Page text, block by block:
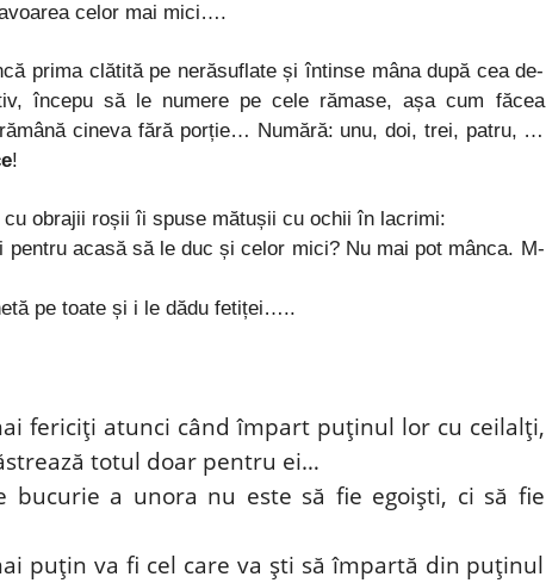
celor mai mici….
prima clătită pe nerăsuflate și întinse mâna după cea de-
începu să le numere pe cele rămase, așa cum făcea
cineva fără porție… Numără: unu, doi, trei, patru, …
!
obrajii roșii îi spuse mătușii cu ochii în lacrimi:
pentru acasă să le duc și celor mici? Nu mai pot mânca. M-
pe toate și i le dădu fetiței…..
fericiți atunci când împart puținul lor cu ceilalți,
totul doar pentru ei…
bucurie a unora nu este să fie egoiști, ci să fie
puțin va fi cel care va ști să împartă din puținul